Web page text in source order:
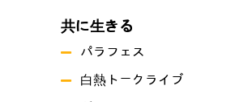
共に生きる
パラフェス
白熱トークライブ